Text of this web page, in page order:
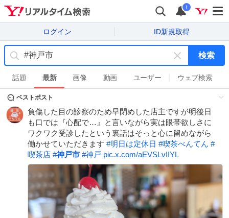
i
ログイン ID新規取得
キ
ー
ワ
ド
を
消
す
検索
話題 最新 画像 動画 ユーザー ウェブ検索
ベストポスト
負傷した目の診察のため早閉めした店主ですが明後日
も口では『心配で…』と言いながら実は眼帯欲しさに
ワクワク受診したという裏話はそっと心に留めながら
働かせていただきます #明日は定休日 #喫茶べんてん #
喫茶店 #神戸市 #神戸 pic.x.com/aEVSLvIIYL